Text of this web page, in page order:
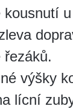
kousnutí
řezáků.
výšky
lícní